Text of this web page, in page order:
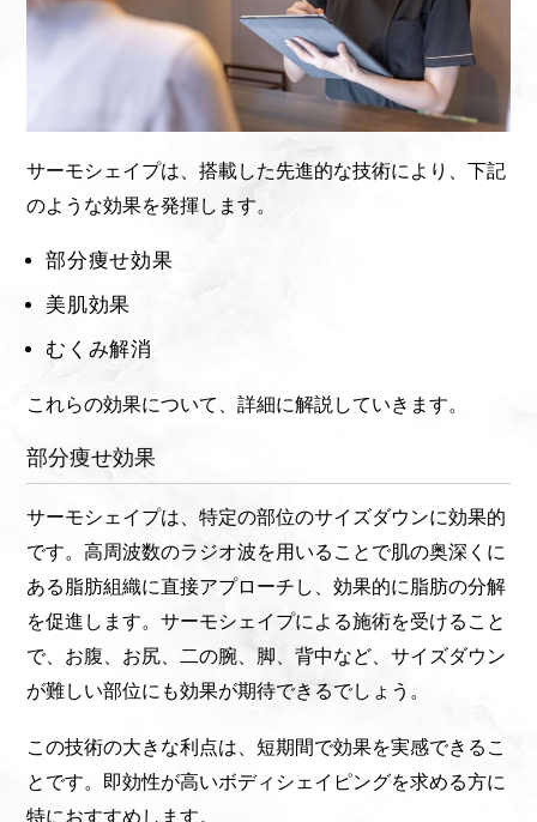
サーモシェイプは、搭載した先進的な技術により、下記
のような効果を発揮します。
部分痩せ効果
美肌効果
むくみ解消
これらの効果について、詳細に解説していきます。
部分痩せ効果
サーモシェイプは、特定の部位のサイズダウンに効果的
です。高周波数のラジオ波を用いることで肌の奥深くに
ある脂肪組織に直接アプローチし、効果的に脂肪の分解
を促進します。サーモシェイプによる施術を受けること
で、お腹、お尻、二の腕、脚、背中など、サイズダウン
が難しい部位にも効果が期待できるでしょう。
この技術の大きな利点は、短期間で効果を実感できるこ
とです。即効性が高いボディシェイピングを求める方に
特におすすめします。